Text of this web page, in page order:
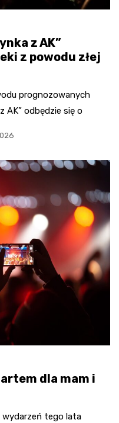
z AK”
z powodu złej
prognozowanych
AK” odbędzie się o
dla mam i
tego lata